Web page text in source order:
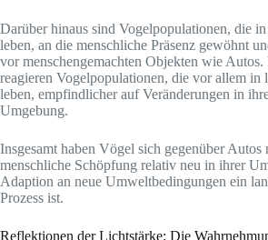
Darüber hinaus sind Vogelpopulationen, die
leben, an die menschliche Präsenz gewöhnt
vor menschengemachten Objekten wie Autos.
reagieren Vogelpopulationen, die vor allem in
leben, empfindlicher auf Veränderungen in
Umgebung.
Insgesamt haben Vögel sich gegenüber Autos
menschliche Schöpfung relativ neu in ihrer
Adaption an neue Umweltbedingungen ein
Prozess ist.
Reflektionen der Lichtstärke: Die